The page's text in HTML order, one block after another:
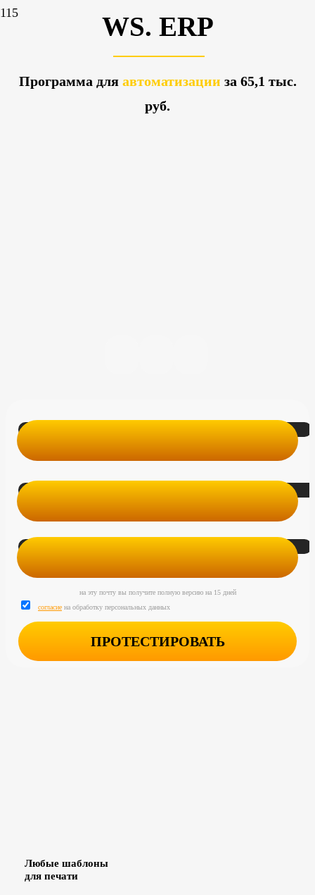
WS. ERP
Программа для автоматизации за 65,1 тыс.
руб.
на эту почту вы получите полную версию на 15 дней
согласие на обработку персональных данных
Любые шаблоны
для печати